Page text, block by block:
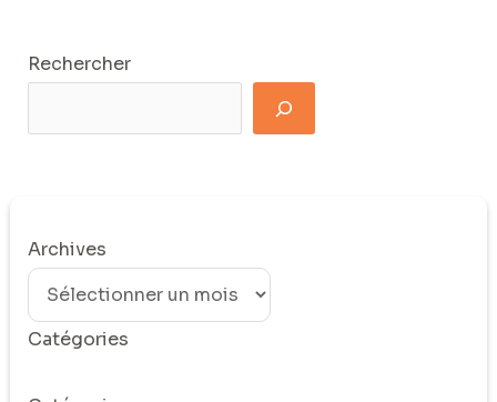
Rechercher
Archives
Catégories